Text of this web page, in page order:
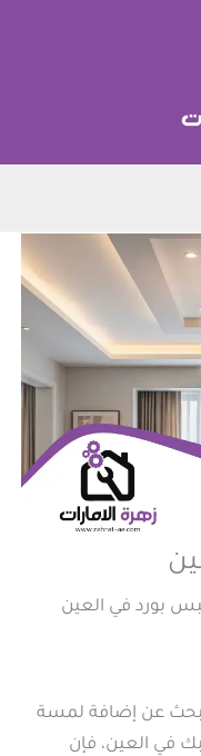
بورد في العين
عن إضافة لمسة
في العين، فإن